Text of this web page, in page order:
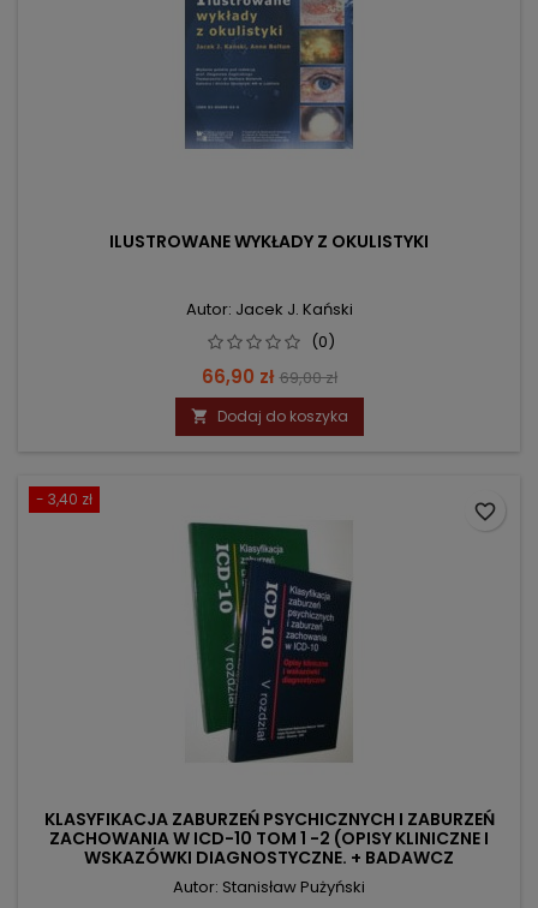
ILUSTROWANE WYKŁADY Z OKULISTYKI
Autor: Jacek J. Kański
(0)
Cena
66,90 zł Cena
podstawowa
69,00 zł
 Dodaj do koszyka
- 3,40 zł
KLASYFIKACJA ZABURZEŃ PSYCHICZNYCH I ZABURZEŃ
ZACHOWANIA W ICD-10 TOM 1 -2 (OPISY KLINICZNE I
WSKAZÓWKI DIAGNOSTYCZNE. + BADAWCZ
Autor: Stanisław Pużyński
favorite_border